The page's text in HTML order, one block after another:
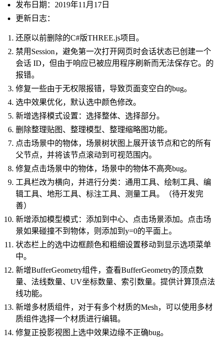
发布日期：2019年11月17日
更新日志：
还原以前删除的C#版THREE.js项目。
禁用Session，避免第一次打开网页时会话状态已创建一个
会话 ID，但由于响应已被应用程序刷新而无法保存它。的
报错。
修复一些由于无权限报错，导致页面变空白的bug。
选中效果优化，默认选中颜色修改。
新增选择模式设置：选择整体、选择部分。
删除整理贴图、整理模型、整理缩略图功能。
点击场景中的物体，场景树状图上展开该节点和它的所有
父节点，并将该节点滚动到可视范围内。
修复点击场景中的物体，场景中的物体不高亮bug。
工具栏改为横向，并进行分类：通用工具、绘制工具、编
辑工具、地形工具、标注工具、测量工具。（待开发完
善）
新增添加模型模式：添加到中心、点击场景添加。点击场
景如果碰撞不到物体，则添加到y=0的平面上。
状态栏上的选中边框颜色和粗细设置移动到显示选项菜单
中。
新增BufferGeometry组件，查看BufferGeometry的顶点数
量、法线数量、UV坐标数量、索引数量。提供计算顶点法
线功能。
新增多材质组件，对于有多个材质的Mesh，可以使用多材
质组件选择一个材质进行编辑。
修复正投影视图上选中效果边缘不正确bug。